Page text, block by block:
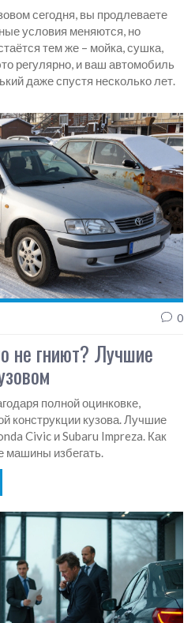
сегодня, вы продлеваете
условия меняются, но
тем же – мойка, сушка,
регулярно, и ваш автомобиль
даже спустя несколько лет.
0
не гниют? Лучшие
полной оцинковке,
конструкции кузова. Лучшие
Civic и Subaru Impreza. Как
машины избегать.